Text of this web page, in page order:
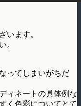
います。
。
ってしまいがちだ
ィネートの具体例な
く色彩についてとて